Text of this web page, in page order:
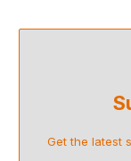
Get the latest